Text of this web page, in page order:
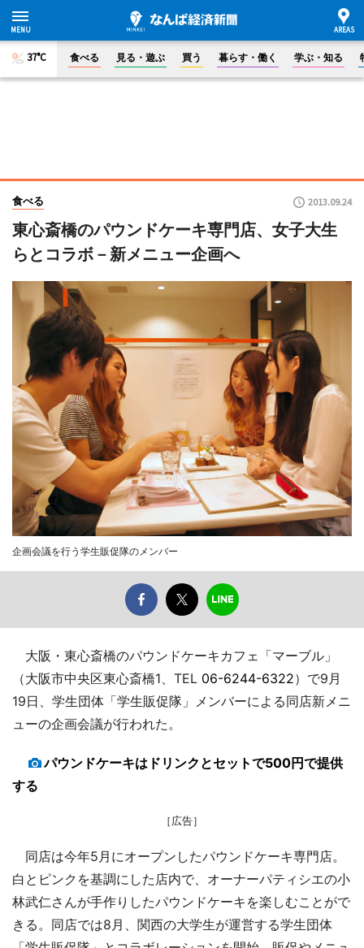
37°C 食べる 見る・遊ぶ 買う 暮らす・働く 学ぶ・知る
食べる 2013.09.24
東心斎橋のパウンドケーキ専門店、女子大生
らとコラボ－新メニュー企画へ
企画会議を行う学生販促隊のメンバー
大阪・東心斎橋のパウンドケーキカフェ「マーブル」
（大阪市中央区東心斎橋1、TEL 06-6244-6322）で9月
19日、学生団体「学生販促隊」メンバーによる同店新メニ
ューの企画会議が行われた。
パウンドケーキはドリンクとセットで500円で提供
する
［広告］
同店は今年5月にオープンしたパウンドケーキ専門店。
白とピンクを基調にした店内で、オーナーパティシエの小
林武仁さんが手作りしたパウンドケーキを楽しむことがで
きる。同店では8月、関西の大学生が運営する学生団体